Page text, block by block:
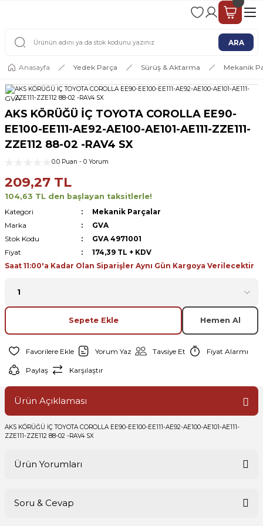
2 - 4 İŞ GÜNÜ İÇERİSİNDE KARGO
ARA
Anasayfa Yedek Parça Sürüş & Aktarma Mekanik
GVA
AKS KÖRÜĞÜ İÇ TOYOTA COROLLA EE90-
EE100-EE111-AE92-AE100-AE101-AE111-ZZE111-
ZZE112 88-02 -RAV4 SX
0.0 Puan - 0 Yorum
209,27 TL
104,63 TL den başlayan taksitlerle!
Kategori
Mekanik Parçalar
Marka
GVA
Stok Kodu
GVA 4971001
Fiyat
174,39 TL + KDV
Saat 11:00'a Kadar Olan Siparişler Aynı Gün Kargoya Verilecektir
Sepete Ekle Hemen Al
Yorum Yaz Tavsiye Et Fiyat Alarmı
Paylaş Karşılaştır
Ürün Açıklaması
AKS KÖRÜĞÜ İÇ TOYOTA COROLLA EE90-EE100-EE111-AE92-AE100-AE101-AE111-
ZZE111-ZZE112 88-02 -RAV4 SX
Ürün Yorumları
Soru & Cevap